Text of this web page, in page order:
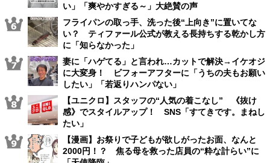
い」「爽やかすぎる～」大絶賛の声
フライパンの取っ手、洗った後“上向き”に置いてな
い？ ティファール公式が教える長持ちする乾かし方
に「知らなかった」
妻に「ハゲてる」と言われ…カットで解決→イケオジ
に大変身！ ビフォーアフターに「うちの夫もお願い
したい」「若返りハンパない」
【ユニクロ】スタッフの“人気の着こなし” 《抜け
感》でスタイルアップ！ SNS「すてきです。まねし
たい」
【漫画】お祭りで子どもが欲しがったお面、なんと
2000円！？ 焦る母を救った店員の“粋な計らい”に